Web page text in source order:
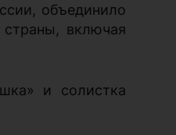
объединило
включая
и солистка